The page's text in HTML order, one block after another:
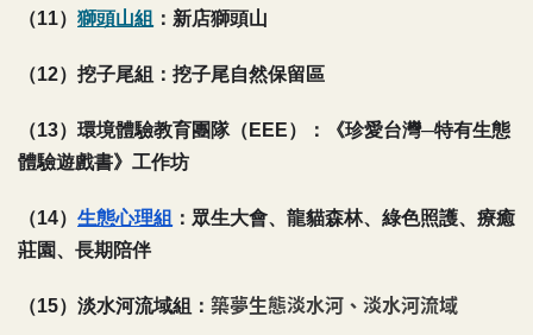
（11） 獅頭山組 ：新店獅頭山
（12） 挖子尾組：挖子尾自然保留區
（13） 環境體驗教育團隊（EEE）：《珍愛台灣─特有生態
體驗遊戲書》工作坊
（14） 生態心理組 ：眾生大會、龍貓森林、綠色照護、療癒
莊園、長期陪伴
（15）淡水河流域組： 築夢生態淡水河、淡水河流域